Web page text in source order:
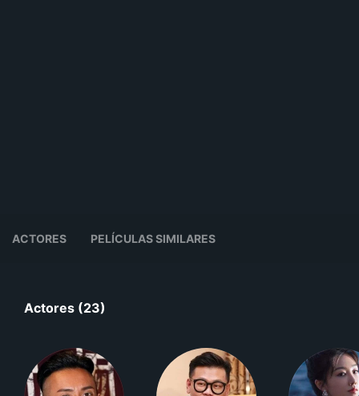
ACTORES PELÍCULAS SIMILARES
Actores (23)